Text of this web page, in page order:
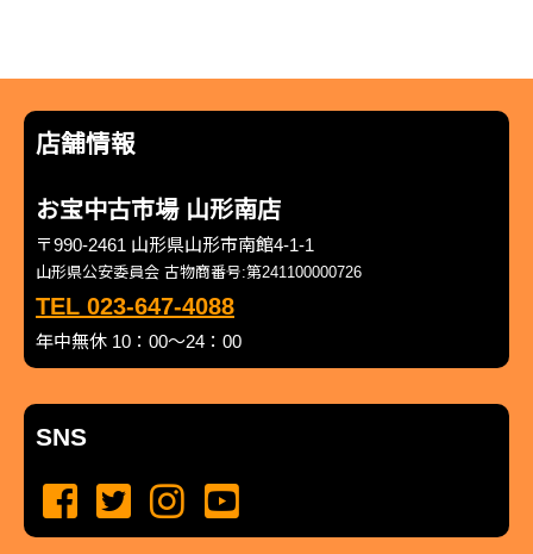
店舗情報
お宝中古市場 山形南店
〒990-2461 山形県山形市南館4-1-1
山形県公安委員会 古物商番号:第241100000726
TEL 023-647-4088
年中無休 10：00～24：00
SNS